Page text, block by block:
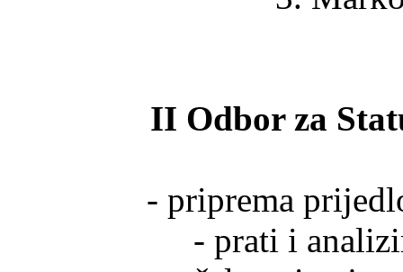
II Odbor za
- priprema
- prati i